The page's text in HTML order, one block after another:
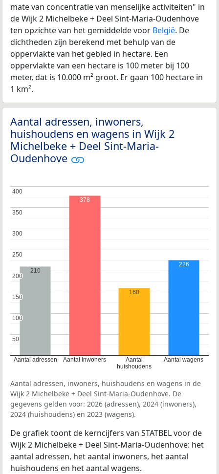
mate van concentratie van menselijke activiteiten" in
de Wijk 2 Michelbeke + Deel Sint-Maria-Oudenhove
ten opzichte van het gemiddelde voor België. De
dichtheden zijn berekend met behulp van de
oppervlakte van het gebied in hectare. Een
oppervlakte van een hectare is 100 meter bij 100
meter, dat is 10.000 m² groot. Er gaan 100 hectare in
1 km².
Aantal adressen, inwoners,
huishoudens en wagens in Wijk 2
Michelbeke + Deel Sint-Maria-
Oudenhove
Aantal adressen Aantal inwoners
Aantal
huishoudens
Aantal wagens
50
50
100
100
150
150
200
200
250
250
300
300
350
350
400
400
210
378
160
226
Aantal adressen, inwoners, huishoudens en wagens in de
Wijk 2 Michelbeke + Deel Sint-Maria-Oudenhove. De
gegevens gelden voor: 2026 (adressen), 2024 (inwoners),
2024 (huishoudens) en 2023 (wagens).
De grafiek toont de kerncijfers van STATBEL voor de
Wijk 2 Michelbeke + Deel Sint-Maria-Oudenhove: het
aantal adressen, het aantal inwoners, het aantal
huishoudens en het aantal wagens.